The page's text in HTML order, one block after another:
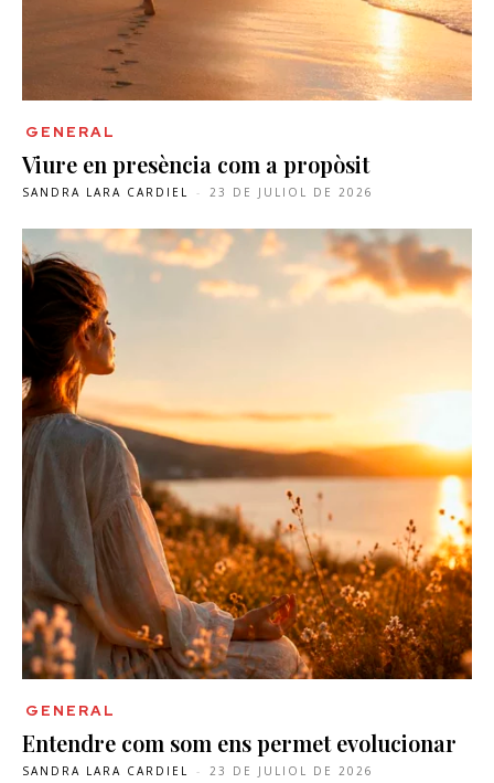
GENERAL
Viure en presència com a propòsit
SANDRA LARA CARDIEL - 23 DE JULIOL DE 2026
GENERAL
Entendre com som ens permet evolucionar
SANDRA LARA CARDIEL - 23 DE JULIOL DE 2026